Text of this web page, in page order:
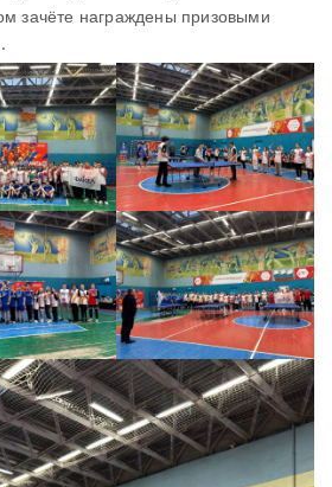
зачёте награждены призовыми